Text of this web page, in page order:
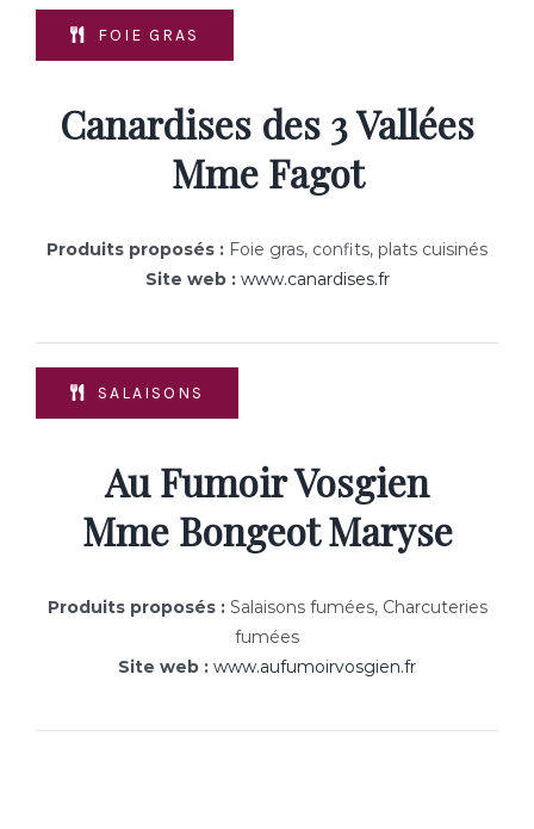
FOIE GRAS
Canardises des 3 Vallées
Mme Fagot
Produits proposés : Foie gras, confits, plats cuisinés
Site web : www.canardises.fr
SALAISONS
Au Fumoir Vosgien
Mme Bongeot Maryse
Produits proposés :Salaisons fumées, Charcuteries
fumées
Site web : www.aufumoirvosgien.fr